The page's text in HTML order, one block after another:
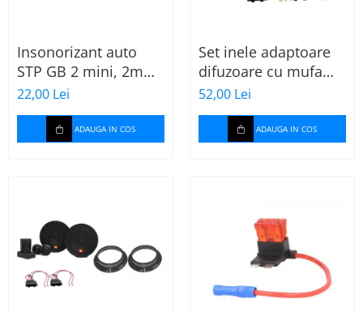
Insonorizant auto
STP GB 2 mini, 2mm,
375x470mm, Foaie
22,00 Lei
ADAUGA IN COS
Set inele adaptoare
difuzoare cu mufa
adaptor difuzor VW
Passat B5/B5.5
52,00 Lei
ADAUGA IN COS